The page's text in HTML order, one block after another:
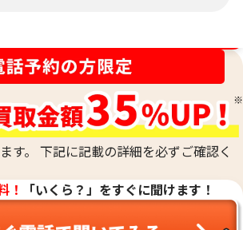
ウォン
ト インゴット 1kg
状態 A
備考 本体のみ
店舗 千葉駅東口本店
す。 下記に記載の詳細を必ずご確認く
！
「いくら？」をすぐに聞けます！